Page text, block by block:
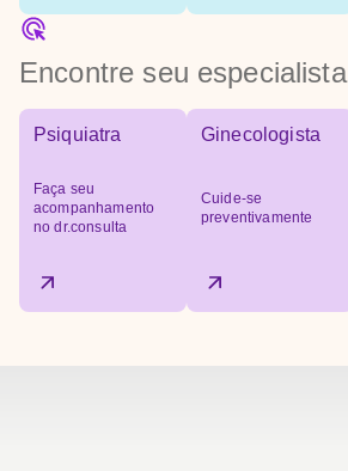
Encontre seu especialista
Psiquiatra
Faça seu
acompanhamento
no dr.consulta
Ginecologista
Cuide-se
preventivamente